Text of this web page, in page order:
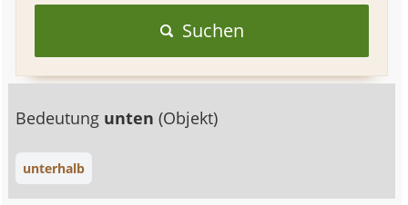
Suchen
Bedeutung unten(Objekt)
unterhalb